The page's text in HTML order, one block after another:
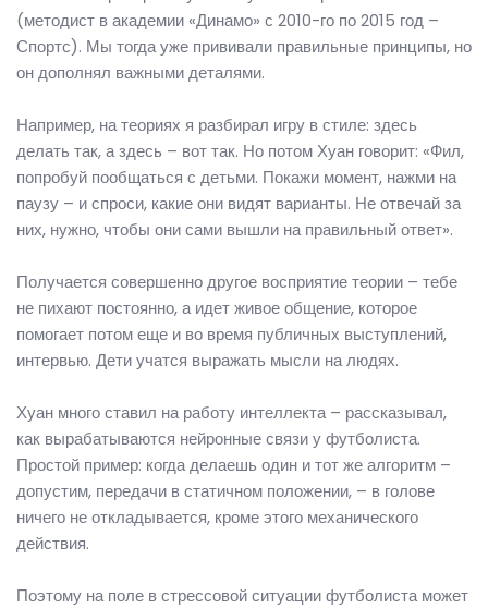
(методист в академии «Динамо» с 2010-го по 2015 год –
Спортс). Мы тогда уже прививали правильные принципы, но
он дополнял важными деталями.
Например, на теориях я разбирал игру в стиле: здесь
делать так, а здесь – вот так. Но потом Хуан говорит: «Фил,
попробуй пообщаться с детьми. Покажи момент, нажми на
паузу – и спроси, какие они видят варианты. Не отвечай за
них, нужно, чтобы они сами вышли на правильный ответ».
Получается совершенно другое восприятие теории – тебе
не пихают постоянно, а идет живое общение, которое
помогает потом еще и во время публичных выступлений,
интервью. Дети учатся выражать мысли на людях.
Хуан много ставил на работу интеллекта – рассказывал,
как вырабатываются нейронные связи у футболиста.
Простой пример: когда делаешь один и тот же алгоритм –
допустим, передачи в статичном положении, – в голове
ничего не откладывается, кроме этого механического
действия.
Поэтому на поле в стрессовой ситуации футболиста может